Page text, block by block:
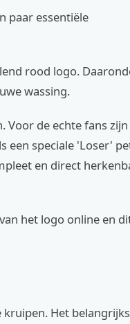
paar essentiële
rood logo.
wassing.
Voor de echte fans
een speciale 'Loser'
en direct
het logo online en
Het